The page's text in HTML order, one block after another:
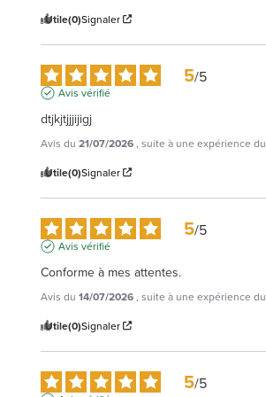
Utile(0)Signaler
5/5
Avis vérifié
dtjkjtjjjijigj
Avis du 21/07/2026, suite à une expérience du
Utile(0)Signaler
5/5
Avis vérifié
Conforme à mes attentes.
Avis du 14/07/2026, suite à une expérience du
Utile(0)Signaler
5/5